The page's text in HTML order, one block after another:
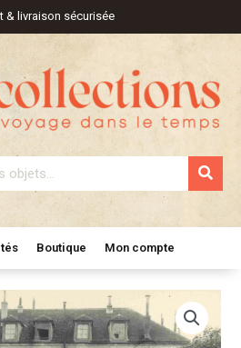
& livraison sécurisée
Boutique Mon compte